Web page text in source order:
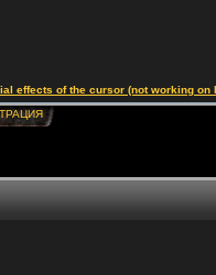
effects of the cursor (not working